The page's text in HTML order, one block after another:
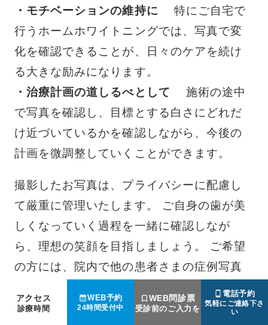
・モチベーションの維持に 特にご自宅で
行うホームホワイトニングでは、写真で変
化を確認できることが、日々のケアを続け
る大きな励みになります。
・治療計画の道しるべとして 施術の途中
で写真を確認し、目標とする白さにどれだ
け近づいているかを確認しながら、今後の
計画を微調整していくことができます。
撮影したお写真は、プライバシーに配慮し
て厳重に管理いたします。 ご自身の歯が美
しくなっていく過程を一緒に確認しなが
ら、理想の笑顔を目指しましょう。 ご希望
の方には、院内で他の患者さまの症例写真
をご覧いただくことも可能ですので、お気
軽にお声がけください。
アクセス
診療時間
WEB予約
24時間受付中
WEB問診票
受診前のご入力を
電話予約
気軽にご連絡下さ
い